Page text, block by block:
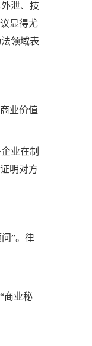
泄、技
显得尤
领域表
业价值
业在制
明对方
”。律
商业秘